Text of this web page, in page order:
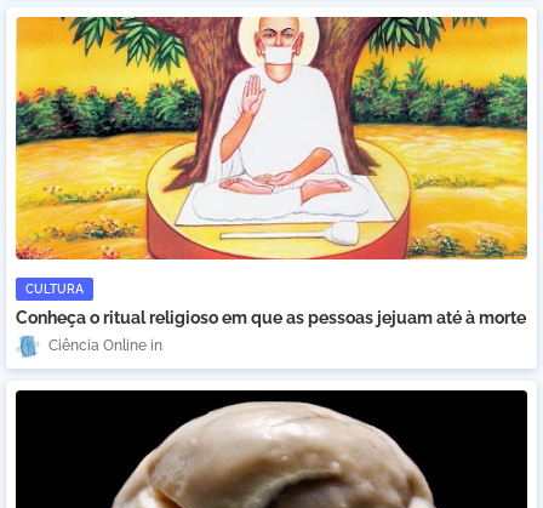
CULTURA
Conheça o ritual religioso em que as pessoas jejuam até à morte
Ciência Online